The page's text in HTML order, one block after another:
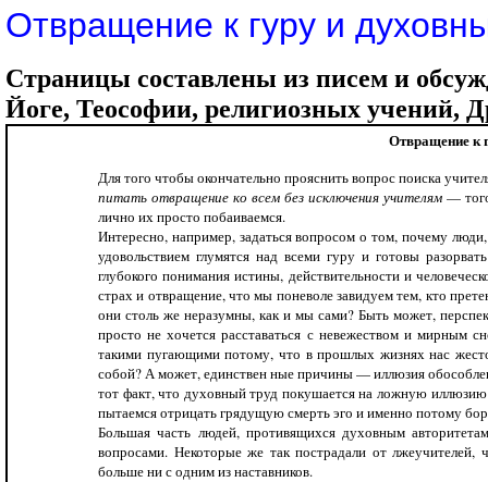
Отвращение к гуру и
Страницы составлены из писем и
Йоге, Теософии, религиозных учений,
Отвращение к
Для того чтобы окончательно прояснить вопрос поиска
питать отвращение ко всем без исключения учителям —
лично их просто побаиваемся.
Интересно, например, задаться вопросом о том, почему
удовольствием глумятся над всеми гуру и готовы
глубокого понимания истины, действительности и
страх и отвра­щение, что мы поневоле завидуем тем, кто
они столь же неразумны, как и мы сами? Быть может,
просто не хочется расставаться с невежеством и мирным
такими пугающими потому, что в прошлых жизнях нас
собой? А может, единствен ные причины — иллюзия
тот факт, что духовный труд покушается на ложную
пытаемся отрицать грядущую смерть эго и именно потому
Большая часть людей, противящихся духовным
вопросами. Некоторые же так пострадали от лжеучителей,
больше ни с одним из наставников.